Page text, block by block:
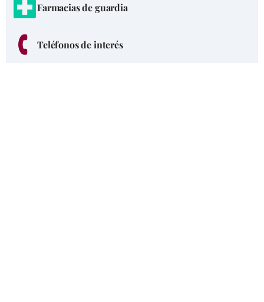
Farmacias de guardia
Teléfonos de interés